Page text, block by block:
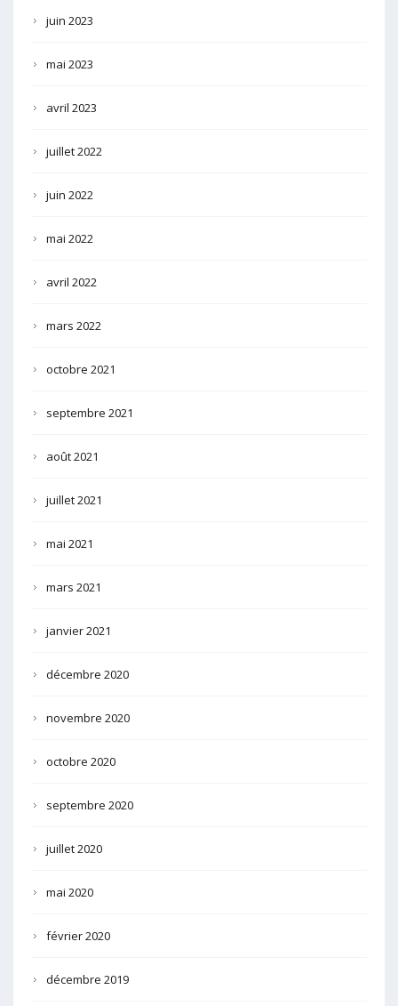
juin 2023
mai 2023
avril 2023
juillet 2022
juin 2022
mai 2022
avril 2022
mars 2022
octobre 2021
septembre 2021
août 2021
juillet 2021
mai 2021
mars 2021
janvier 2021
décembre 2020
novembre 2020
octobre 2020
septembre 2020
juillet 2020
mai 2020
février 2020
décembre 2019